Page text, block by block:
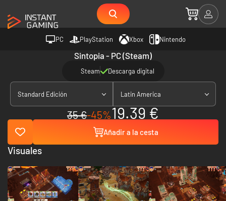
PC PlayStation Xbox Nintendo
Sintopia - PC (Steam)
Steam Descarga digital
Standard Edición Latin America
35 €-45%19.39 €
Añadir a la cesta
Visuales